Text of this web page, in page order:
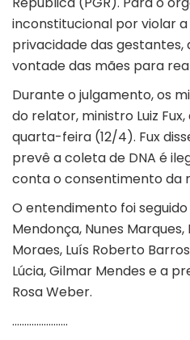
inconstitucional por violar
privacidade das
vontade das mães para
Durante o julgamento, os
do relator, ministro Luiz
quarta-feira (12/4). Fux
prevê a coleta de DNA é
conta o consentimento da
O entendimento foi
Mendonça, Nunes
Moraes, Luís Roberto
Lúcia, Gilmar Mendes e a
Rosa Weber.
…………………..